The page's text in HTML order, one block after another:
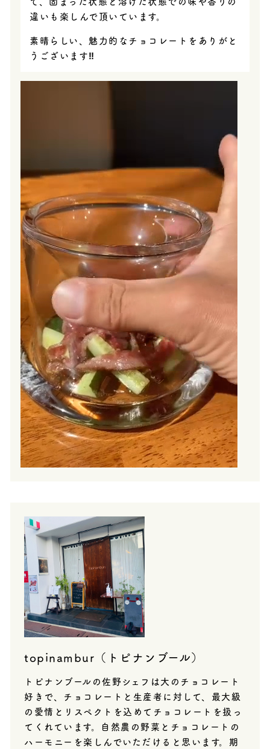
違いも楽しんで頂いています。
素晴らしい、魅力的なチョコレートをありがと
うございます‼︎
topinambur（トピナンブール）
トピナンブールの佐野シェフは大のチョコレート
好きで、チョコレートと生産者に対して、最大級
の愛情とリスペクトを込めてチョコレートを扱っ
てくれています。自然農の野菜とチョコレートの
ハーモニーを楽しんでいただけると思います。期